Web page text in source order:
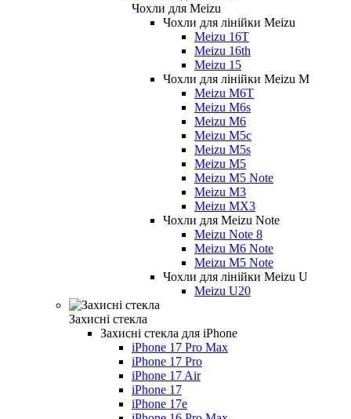
Чохли для Meizu
Чохли для лінійки Meizu
Meizu 16T
Meizu 16th
Meizu 15
Чохли для лінійки Meizu M
Meizu M6T
Meizu M6s
Meizu M6
Meizu M5c
Meizu M5s
Meizu M5
Meizu M5 Note
Meizu M3
Meizu MX3
Чохли для Meizu Note
Meizu Note 8
Meizu M6 Note
Meizu M5 Note
Чохли для лінійки Meizu U
Meizu U20
Захисні стекла
Захисні стекла для iPhone
iPhone 17 Pro Max
iPhone 17 Pro
iPhone 17 Air
iPhone 17
iPhone 17e